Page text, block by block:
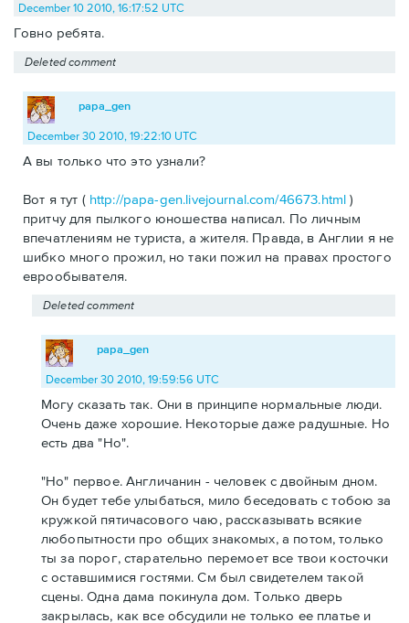
December 10 2010, 16:17:52 UTC
Говно ребята.
Deleted comment
papa_gen
December 30 2010, 19:22:10 UTC
А вы только что это узнали?
Вот я тут ( http://papa-gen.livejournal.com/46673.html )
притчу для пылкого юношества написал. По личным
впечатлениям не туриста, а жителя. Правда, в Англии я не
шибко много прожил, но таки пожил на правах простого
еврообывателя.
Deleted comment
papa_gen
December 30 2010, 19:59:56 UTC
Могу сказать так. Они в принципе нормальные люди.
Очень даже хорошие. Некоторые даже радушные. Но
есть два "Но".
"Но" первое. Англичанин - человек с двойным дном.
Он будет тебе улыбаться, мило беседовать с тобою за
кружкой пятичасового чаю, рассказывать всякие
любопытности про общих знакомых, а потом, только
ты за порог, старательно перемоет все твои косточки
с оставшимися гостями. См был свидетелем такой
сцены. Одна дама покинула дом. Только дверь
закрылась, как все обсудили не только ее платье и